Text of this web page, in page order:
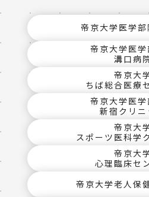
帝京大学医学
帝京大学医学
溝口病
帝京大
ちば総合医療
帝京大学医学
新宿クリニ
帝京大
スポーツ医科学
帝京大
心理臨床セ
帝京大学老人保